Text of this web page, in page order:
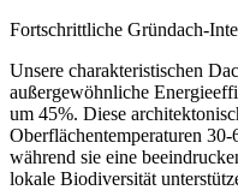
Fortschrittliche Gründach-
Unsere charakteristischen
außergewöhnliche
um 45%. Diese
Oberflächentemperaturen
während sie eine
lokale Biodiversität